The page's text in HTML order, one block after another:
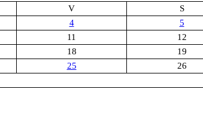
V S
4 5
11 12
18 19
25 26